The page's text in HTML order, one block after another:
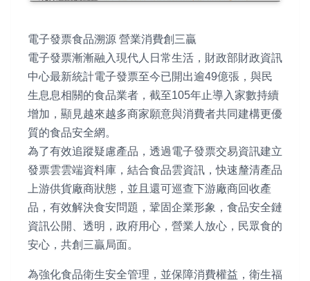
電子發票食品溯源 營業消費創三贏
電子發票漸漸融入現代人日常生活，財政部財政資訊
中心最新統計電子發票至今已開出逾49億張，與民
生息息相關的食品業者，截至105年止導入家數持續
增加，顯見越來越多商家願意與消費者共同建構更優
質的食品安全網。
為了有效追蹤疑慮產品，透過電子發票交易資訊建立
發票雲雲端資料庫，結合食品雲資訊，快速釐清產品
上游供貨廠商狀態，並且還可巡查下游廠商回收產
品，有效解決食安問題，鞏固企業形象，食品安全鏈
資訊公開、透明，政府用心，營業人放心，民眾食的
安心，共創三贏局面。
為強化食品衛生安全管理，並保障消費權益，衛生福